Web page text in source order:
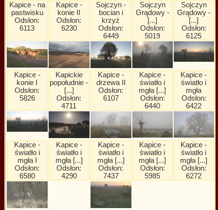
Kapice - na
pastwisku
Odsłon:
6113
Kapice -
konie II
Odsłon:
6230
Sojczyn -
bocian i
krzyż
Odsłon:
6449
Sojczyn
Grądowy -
[...]
Odsłon:
5019
Sojczyn
Grądowy -
[...]
Odsłon:
6125
Kapice -
konie I
Odsłon:
5826
Kapickie
popołudnie -
[...]
Odsłon:
4711
Kapice -
drzewa II
Odsłon:
6107
Kapice -
światło i
mgła [...]
Odsłon:
6440
Kapice -
światło i
mgła
Odsłon:
6422
Kapice -
światło i
mgła I
Odsłon:
6580
Kapice -
światło i
mgła [...]
Odsłon:
4290
Kapice -
światło i
mgła [...]
Odsłon:
7437
Kapice -
światło i
mgła [...]
Odsłon:
5985
Kapice -
światło i
mgła [...]
Odsłon:
6272